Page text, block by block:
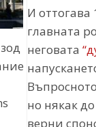
И оттогава
главната
неговата
но някак
верни